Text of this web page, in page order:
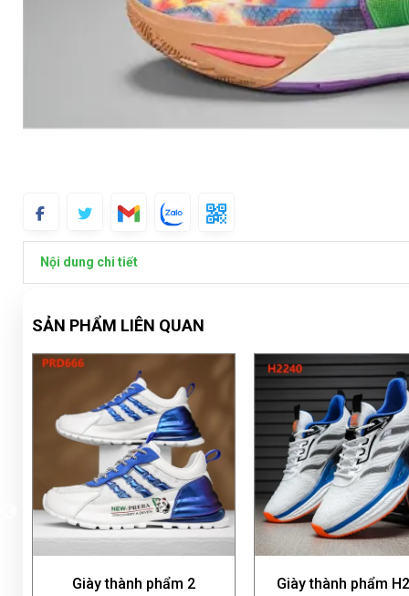
Nội dung chi tiết
SẢN PHẨM LIÊN QUAN
Giày thành phẩm H2240 Giày thành